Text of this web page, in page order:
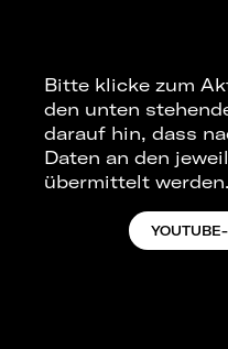
Bitte klicke zum
den unten
darauf hin, dass
Daten an den
übermittelt werden.